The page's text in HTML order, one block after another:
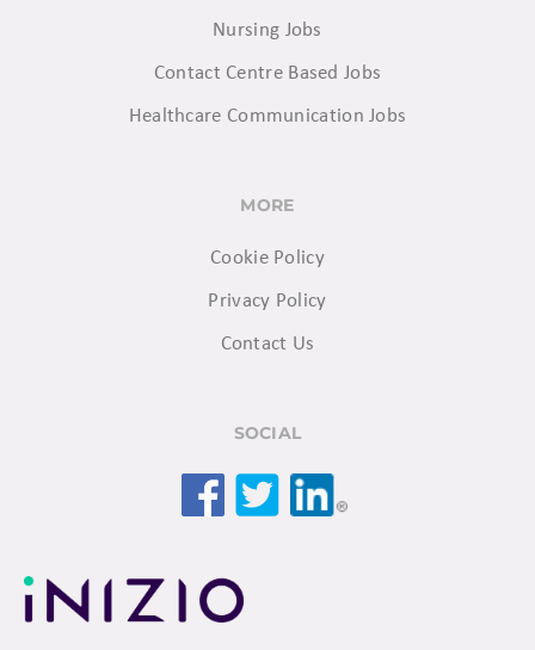
Nursing Jobs
Contact Centre Based Jobs
Healthcare Communication Jobs
MORE
Cookie Policy
Privacy Policy
Contact Us
SOCIAL
FacebookTwitter